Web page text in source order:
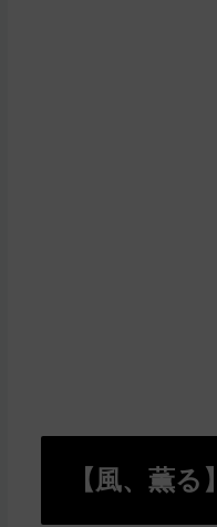
【風、薫